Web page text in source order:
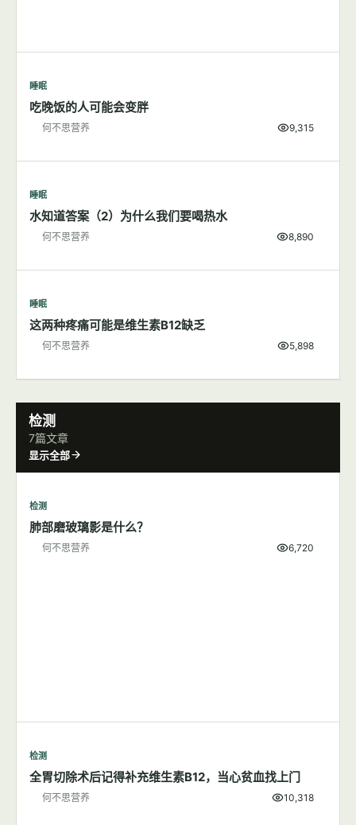
睡眠
吃晚饭的人可能会变胖
何不思营养 9,315
睡眠
水知道答案（2）为什么我们要喝热水
何不思营养 8,890
睡眠
这两种疼痛可能是维生素B12缺乏
何不思营养 5,898
检测
7篇文章
显示全部
检测
肺部磨玻璃影是什么？
何不思营养 6,720
检测
全胃切除术后记得补充维生素B12，当心贫血找上门
何不思营养 10,318